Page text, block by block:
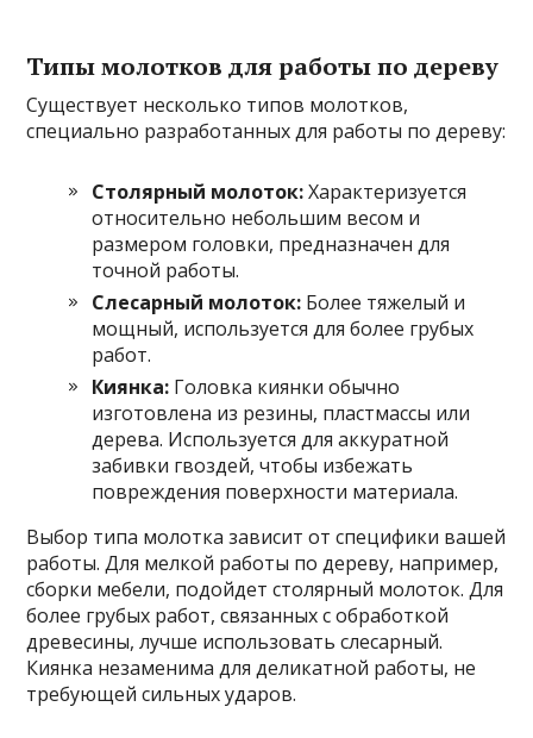
Типы молотков для работы по дереву
Существует несколько типов молотков,
специально разработанных для работы по дереву:
Столярный молоток:Характеризуется
относительно небольшим весом и
размером головки, предназначен для
точной работы.
Слесарный молоток: Более тяжелый и
мощный, используется для более грубых
работ.
Киянка: Головка киянки обычно
изготовлена из резины, пластмассы или
дерева. Используется для аккуратной
забивки гвоздей, чтобы избежать
повреждения поверхности материала.
Выбор типа молотка зависит от специфики вашей
работы. Для мелкой работы по дереву, например,
сборки мебели, подойдет столярный молоток. Для
более грубых работ, связанных с обработкой
древесины, лучше использовать слесарный.
Киянка незаменима для деликатной работы, не
требующей сильных ударов.